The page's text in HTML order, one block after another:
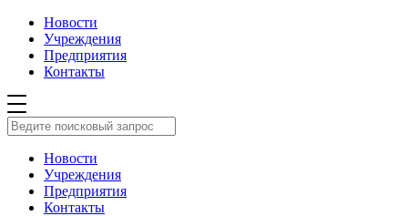
Новости
Учреждения
Предприятия
Контакты
Новости
Учреждения
Предприятия
Контакты